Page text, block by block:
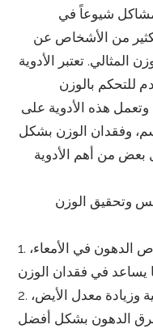
شيوعاً في
من الأشخاص عن
المثالي. تعتبر الأدوية
للتحكم بالوزن
هذه الأدوية على
وفقدان الوزن بشكل
بعض من أهم الأدوية
وتحقيق الوزن
1. أورليستات: يعمل على منع امتصاص الدهون في الأمعاء،
2. فنتيرمين: يعمل على تقليل الشهية وزيادة معدل الأيض،